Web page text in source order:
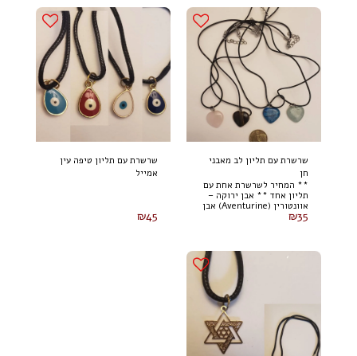
שרשרת עם תליון לב מאבני
חן
** המחיר לשרשרת אחת עם
תליון אחד ** אבן ירוקה –
אוונטורין (Aventurine) אבן
סגולה – אמטיסט
Quartz) אבן כחולה כהה –
אבן שקופה – קוורץ שקוף /
קוורץ קריסטל (Clear
Quartz) אבן לבנה – הולוויט
₪35
שרשרת עם תליון טיפה עין
אמייל
₪45